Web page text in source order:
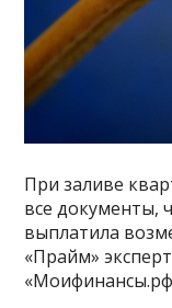
При заливе
все документы,
выплатила
«Прайм»